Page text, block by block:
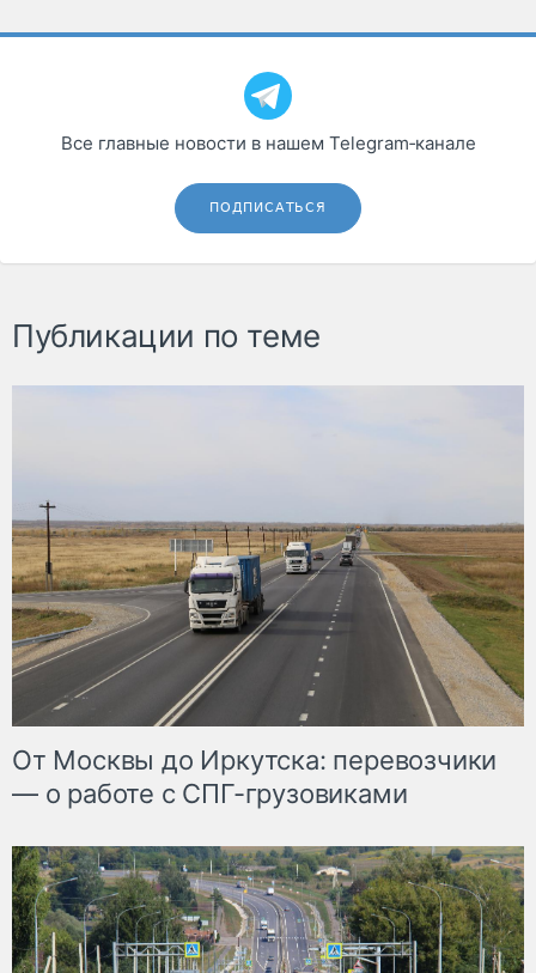
Все главные новости в нашем Telegram‑канале
ПОДПИСАТЬСЯ
Публикации по теме
От Москвы до Иркутска: перевозчики
— о работе с СПГ-грузовиками